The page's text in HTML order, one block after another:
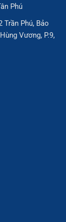
Phú
Phú, Bảo
Vương, P.9,